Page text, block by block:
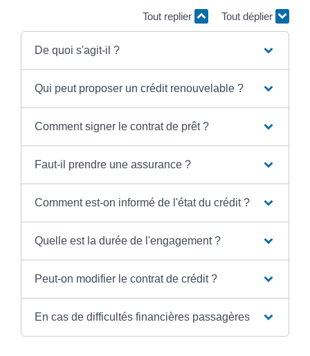
Tout replier Tout déplier
De quoi s'agit-il ?
Qui peut proposer un crédit renouvelable ?
Comment signer le contrat de prêt ?
Faut-il prendre une assurance ?
Comment est-on informé de l'état du crédit ?
Quelle est la durée de l'engagement ?
Peut-on modifier le contrat de crédit ?
En cas de difficultés financières passagères